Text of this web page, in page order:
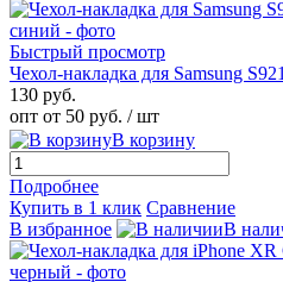
Быстрый просмотр
Чехол-накладка для Samsung
130 руб.
опт от 50 руб. / шт
В корзину
Подробнее
Купить в 1 клик Сравнение
В избранное
В